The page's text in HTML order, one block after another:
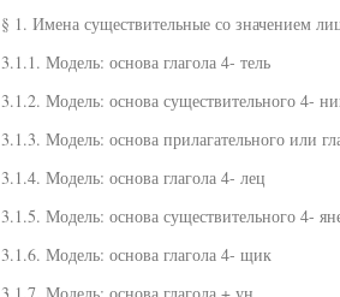
§ 1. Имена существительные со значением
3.1.1. Модель: основа глагола 4- тель
3.1.2. Модель: основа существительного 4-
3.1.3. Модель: основа прилагательного или
3.1.4. Модель: основа глагола 4- лец
3.1.5. Модель: основа существительного 4-
3.1.6. Модель: основа глагола 4- щик